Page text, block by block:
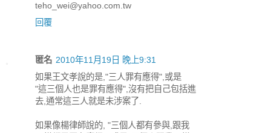
teho_wei@yahoo.com.tw
回覆
匿名 2010年11月19日 晚上9:31
如果王文孝說的是,"三人罪有應得",或是
"這三個人也是罪有應得",沒有把自己包括進
去,通常這三人就是未涉案了.
如果像楊律師說的, "三個人都有參與,跟我